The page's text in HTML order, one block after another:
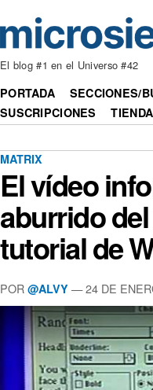
El blog #1 en el Universo #42
PORTADA SECCIONES/
SUSCRIPCIONES
TIENDA
MATRIX
El vídeo
aburrido
tutorial de
POR @ALVY —24 DE